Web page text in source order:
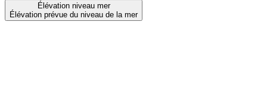
Élévation niveau mer
Élévation prévue du niveau de la mer